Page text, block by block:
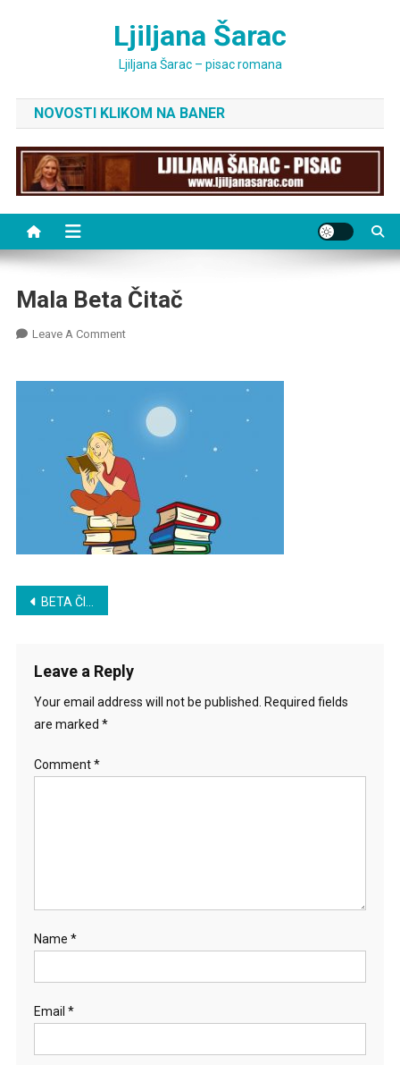
Ljiljana Šarac
Ljiljana Šarac – pisac romana
NOVOSTI KLIKOM NA BANER
Mala Beta Čitač
Leave A CommentOn
Post
BETA ČITAOCI SU…
Leave a Reply
Your email address will not be published.
Required fields
are marked *
Comment*
Name *
Email *